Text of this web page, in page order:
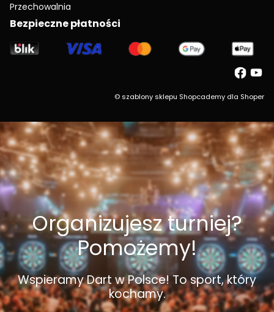
Przechowalnia
Bezpieczne płatności
©szablony sklepu Shopcademy dla Shoper
Organizujesz turniej?
Pomożemy!
Wspieramy Dart w Polsce! To sport, który
kochamy.